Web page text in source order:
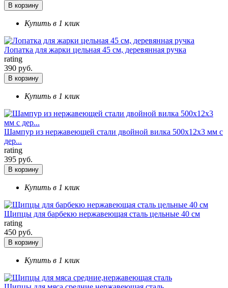
В корзину
Купить в 1 клик
Лопатка для жарки цельная 45 см, деревянная ручка
rating
390 руб.
В корзину
Купить в 1 клик
Шампур из нержавеющей стали двойной вилка 500х12х3 мм с
дер...
rating
395 руб.
В корзину
Купить в 1 клик
Щипцы для барбекю нержавеющая сталь цельные 40 см
rating
450 руб.
В корзину
Купить в 1 клик